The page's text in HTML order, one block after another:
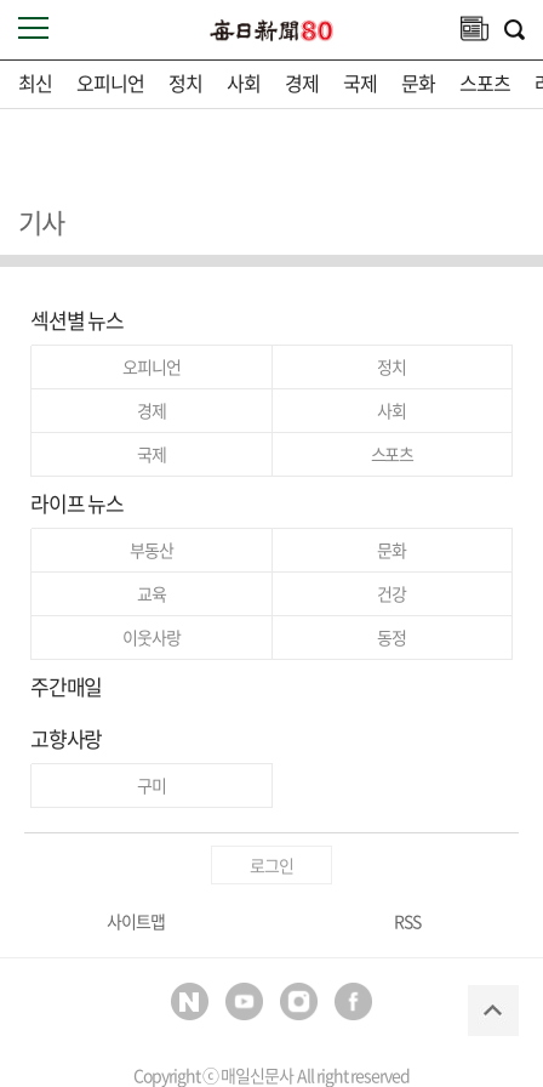
최신 오피니언 정치 사회 경제 국제 문화 스포츠
기사
섹션별 뉴스
오피니언
정치
경제
사회
국제
스포츠
라이프 뉴스
부동산
문화
교육
건강
이웃사랑
동정
주간매일
고향사랑
구미
로그인
사이트맵 RSS
Copyright ⓒ매일신문사All right reserved